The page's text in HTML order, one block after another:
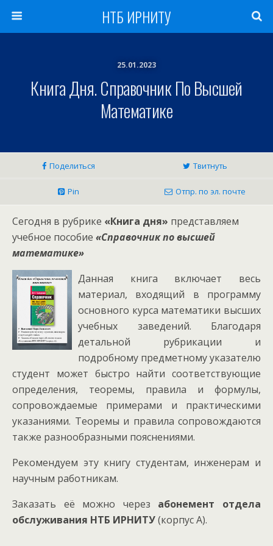
НТБ ИРНИТУ
25.01.2023
Книга Дня. Справочник По Высшей
Математике
Поделиться Твитнуть
Pin Отпр. по эл. почте
Сегодня в рубрике «Книга дня» представляем
учебное пособие «Справочник по высшей
математике»
Данная книга включает весь
материал, входящий в программу
основного курса математики высших
учебных заведений. Благодаря
детальной рубрикации и
подробному предметному указателю
студент может быстро найти соответствующие
определения, теоремы, правила и формулы,
сопровождаемые примерами и практическими
указаниями. Теоремы и правила сопровождаются
также разнообразными пояснениями.
Рекомендуем эту книгу студентам, инженерам и
научным работникам.
Заказать её можно через абонемент отдела
обслуживания НТБ ИРНИТУ(корпус А).